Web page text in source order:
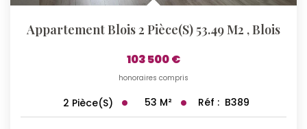
Appartement Blois 2 Pièce(s) 53.49 M2 ,Blois
103 500 €
honoraires compris
2 Pièce(s) 53 M² Réf : B389